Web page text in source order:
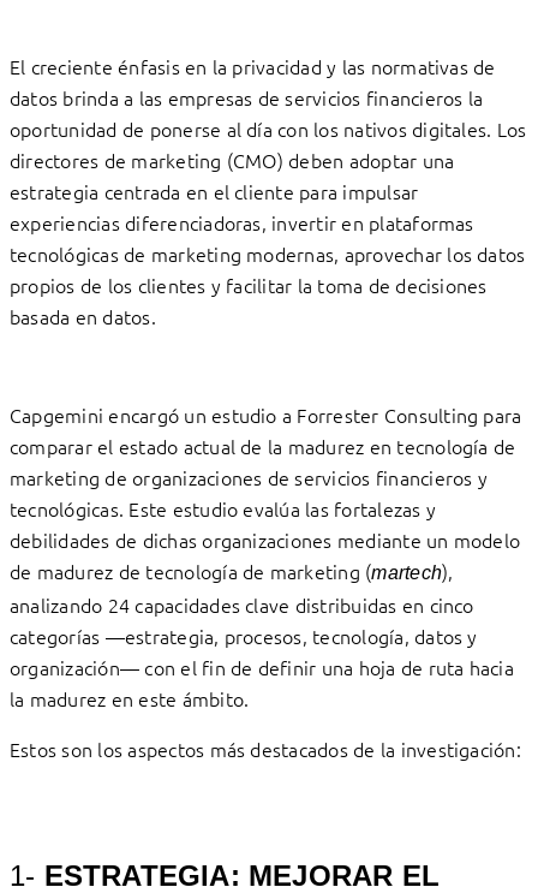
El creciente énfasis en la privacidad y las normativas de
datos brinda a las empresas de servicios financieros la
oportunidad de ponerse al día con los nativos digitales. Los
directores de marketing (CMO) deben adoptar una
estrategia centrada en el cliente para impulsar
experiencias diferenciadoras, invertir en plataformas
tecnológicas de marketing modernas, aprovechar los datos
propios de los clientes y facilitar la toma de decisiones
basada en datos.
Capgemini encargó un estudio a Forrester Consulting para
comparar el estado actual de la madurez en tecnología de
marketing de organizaciones de servicios financieros y
tecnológicas. Este estudio evalúa las fortalezas y
debilidades de dichas organizaciones mediante un modelo
de madurez de tecnología de marketing (martech),
analizando 24 capacidades clave distribuidas en cinco
categorías —estrategia, procesos, tecnología, datos y
organización— con el fin de definir una hoja de ruta hacia
la madurez en este ámbito.
Estos son los aspectos más destacados de la investigación:
1- ESTRATEGIA: MEJORAR EL